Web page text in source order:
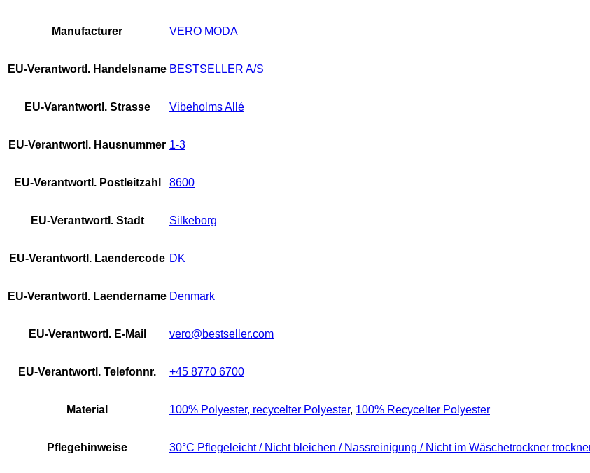
Manufacturer VERO MODA
EU-Verantwortl. Handelsname BESTSELLER A/S
EU-Varantwortl. Strasse Vibeholms Allé
EU-Verantwortl. Hausnummer 1-3
EU-Verantwortl. Postleitzahl 8600
EU-Verantwortl. Stadt Silkeborg
EU-Verantwortl. Laendercode DK
EU-Verantwortl. Laendername Denmark
EU-Verantwortl. E-Mail vero@bestseller.com
EU-Verantwortl. Telefonnr. +45 8770 6700
Material 100% Polyester, recycelter Polyester, 100% Recycelter Polyester
Pflegehinweise 30°C Pflegeleicht / Nicht bleichen / Nassreinigung / Nicht im Wäschetrockner